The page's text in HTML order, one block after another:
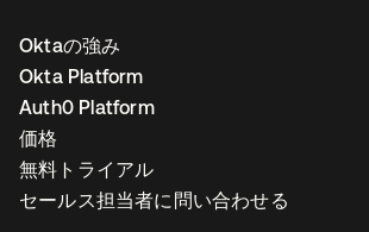
Oktaの強み
Okta Platform
Auth0 Platform
価格
無料トライアル
セールス担当者に問い合わせる